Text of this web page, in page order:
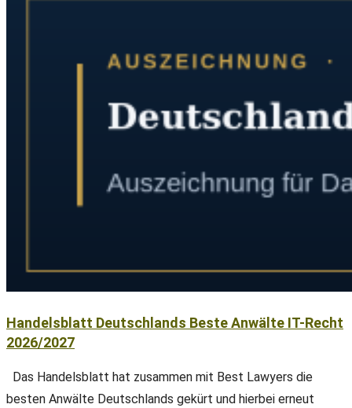
Handelsblatt Deutschlands Beste Anwälte IT-Recht
2026/2027
Das Handelsblatt hat zusammen mit Best Lawyers die
besten Anwälte Deutschlands gekürt und hierbei erneut